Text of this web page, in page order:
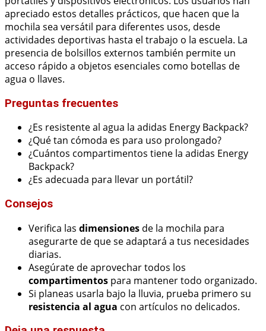
apreciado estos detalles prácticos, que hacen que la
mochila sea versátil para diferentes usos, desde
actividades deportivas hasta el trabajo o la escuela. La
presencia de bolsillos externos también permite un
acceso rápido a objetos esenciales como botellas de
agua o llaves.
Preguntas frecuentes
¿Es resistente al agua la adidas Energy Backpack?
¿Qué tan cómoda es para uso prolongado?
¿Cuántos compartimentos tiene la adidas Energy
Backpack?
¿Es adecuada para llevar un portátil?
Consejos
Verifica las dimensiones de la mochila para
asegurarte de que se adaptará a tus necesidades
diarias.
Asegúrate de aprovechar todos los
compartimentos para mantener todo organizado.
Si planeas usarla bajo la lluvia, prueba primero su
resistencia al agua con artículos no delicados.